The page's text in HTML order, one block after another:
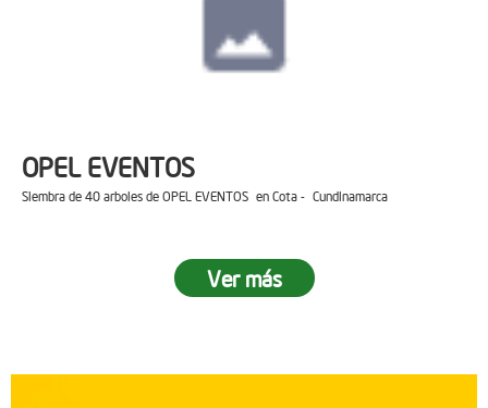
OPEL EVENTOS
Siembra de 40 arboles de OPEL EVENTOS en Cota - Cundinamarca
Ver más